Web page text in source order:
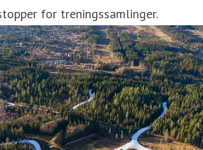
for treningssamlinger.